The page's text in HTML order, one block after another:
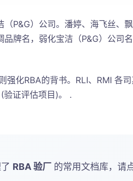
（P&G）公司。潘婷、海飞丝、
品牌名，弱化宝洁（P&G）公司
强化RBA的背书。RLI、RMI 各
验证评估项目)。 .
RBA 验厂的常用文档库，请